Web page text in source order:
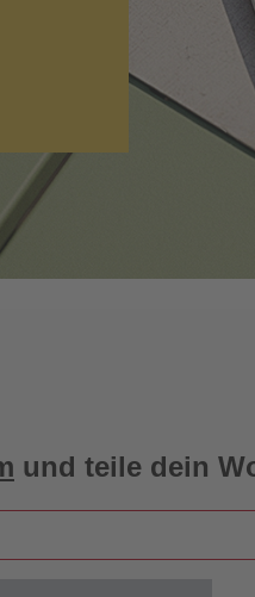
und teile dein